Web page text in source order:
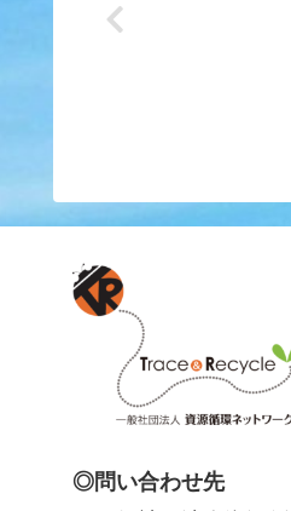
◎問い合わせ先